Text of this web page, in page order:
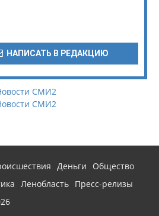
НАПИСАТЬ В РЕДАКЦИЮ
СМИ2
СМИ2
Деньги
Общество
Ленобласть Пресс-релизы